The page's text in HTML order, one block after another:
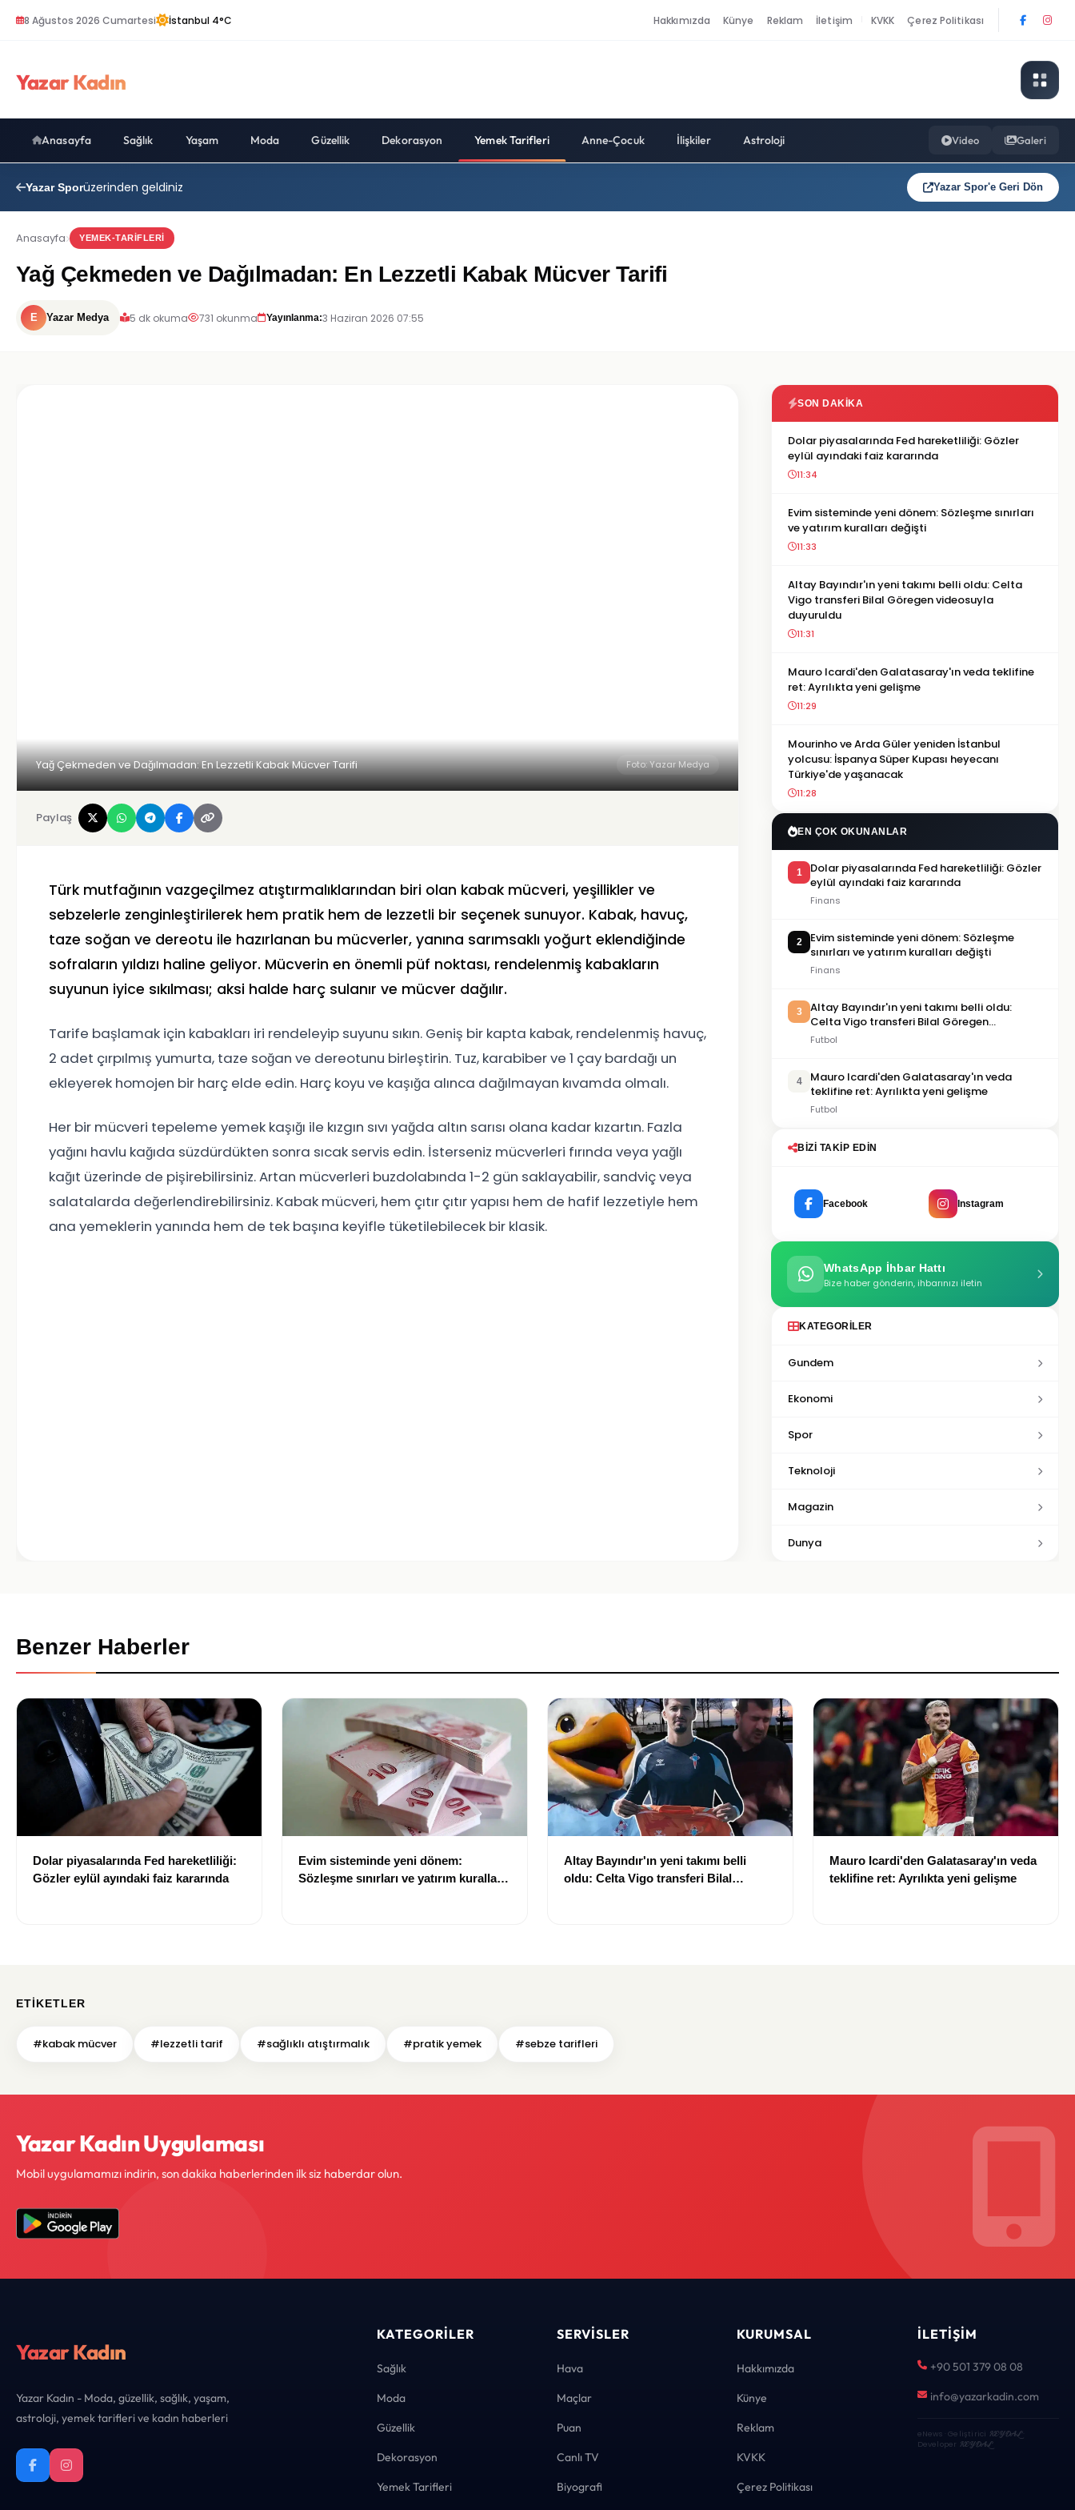
8 Ağustos 2026 Cumartesi İstanbul 4°C Hakkımızda Künye Reklam İletişim KVKK Çerez Politikası
Yazar Kadın
Anasayfa Sağlık Yaşam Moda Güzellik Dekorasyon Yemek Tarifleri Anne-Çocuk İlişkiler Astroloji Video Galeri
Yazar Sporüzerinden geldiniz Yazar Spor'e Geri Dön
Anasayfa YEMEK-TARIFLERI
Yağ Çekmeden ve Dağılmadan: En Lezzetli Kabak Mücver Tarifi
E Yazar Medya 5 dk okuma 731 okunma Yayınlanma:3 Haziran 2026 07:55
Yağ Çekmeden ve Dağılmadan: En Lezzetli Kabak Mücver Tarifi Foto: Yazar Medya
Paylaş
Türk mutfağının vazgeçilmez atıştırmalıklarından biri olan kabak mücveri, yeşillikler ve
sebzelerle zenginleştirilerek hem pratik hem de lezzetli bir seçenek sunuyor. Kabak, havuç,
taze soğan ve dereotu ile hazırlanan bu mücverler, yanına sarımsaklı yoğurt eklendiğinde
sofraların yıldızı haline geliyor. Mücverin en önemli püf noktası, rendelenmiş kabakların
suyunun iyice sıkılması; aksi halde harç sulanır ve mücver dağılır.
Tarife başlamak için kabakları iri rendeleyip suyunu sıkın. Geniş bir kapta kabak, rendelenmiş havuç,
2 adet çırpılmış yumurta, taze soğan ve dereotunu birleştirin. Tuz, karabiber ve 1 çay bardağı un
ekleyerek homojen bir harç elde edin. Harç koyu ve kaşığa alınca dağılmayan kıvamda olmalı.
Her bir mücveri tepeleme yemek kaşığı ile kızgın sıvı yağda altın sarısı olana kadar kızartın. Fazla
yağını havlu kağıda süzdürdükten sonra sıcak servis edin. İsterseniz mücverleri fırında veya yağlı
kağıt üzerinde de pişirebilirsiniz. Artan mücverleri buzdolabında 1-2 gün saklayabilir, sandviç veya
salatalarda değerlendirebilirsiniz. Kabak mücveri, hem çıtır çıtır yapısı hem de hafif lezzetiyle hem
ana yemeklerin yanında hem de tek başına keyifle tüketilebilecek bir klasik.
SON DAKIKA
Dolar piyasalarında Fed hareketliliği: Gözler
eylül ayındaki faiz kararında
11:34
Evim sisteminde yeni dönem: Sözleşme sınırları
ve yatırım kuralları değişti
11:33
Altay Bayındır'ın yeni takımı belli oldu: Celta
Vigo transferi Bilal Göregen videosuyla
duyuruldu
11:31
Mauro Icardi'den Galatasaray'ın veda teklifine
ret: Ayrılıkta yeni gelişme
11:29
Mourinho ve Arda Güler yeniden İstanbul
yolcusu: İspanya Süper Kupası heyecanı
Türkiye'de yaşanacak
11:28
EN ÇOK OKUNANLAR
1
Dolar piyasalarında Fed hareketliliği: Gözler
eylül ayındaki faiz kararında
Finans
2
Evim sisteminde yeni dönem: Sözleşme
sınırları ve yatırım kuralları değişti
Finans
3
Altay Bayındır'ın yeni takımı belli oldu:
Celta Vigo transferi Bilal Göregen
videosuyla duyuruldu
Futbol
4
Mauro Icardi'den Galatasaray'ın veda
teklifine ret: Ayrılıkta yeni gelişme
Futbol
BIZI TAKIP EDIN
Facebook Instagram
WhatsApp İhbar Hattı
Bize haber gönderin, ihbarınızı iletin
KATEGORILER
Gundem
Ekonomi
Spor
Teknoloji
Magazin
Dunya
Benzer Haberler
Dolar piyasalarında Fed hareketliliği:
Gözler eylül ayındaki faiz kararında
Evim sisteminde yeni dönem:
Sözleşme sınırları ve yatırım kuralları
Altay Bayındır'ın yeni takımı belli
oldu: Celta Vigo transferi Bilal
Mauro Icardi'den Galatasaray'ın veda
teklifine ret: Ayrılıkta yeni gelişme
ETIKETLER
#kabak mücver #lezzetli tarif #sağlıklı atıştırmalık #pratik yemek #sebze tarifleri
Yazar Kadın Uygulaması
Mobil uygulamamızı indirin, son dakika haberlerinden ilk siz haberdar olun.
Yazar Kadın
Yazar Kadın - Moda, güzellik, sağlık, yaşam,
astroloji, yemek tarifleri ve kadın haberleri
KATEGORILER
Sağlık
Moda
Güzellik
Dekorasyon
Yemek Tarifleri
SERVISLER
Hava
Maçlar
Puan
Canlı TV
Biyografi
KURUMSAL
Hakkımızda
Künye
Reklam
KVKK
Çerez Politikası
İLETIŞIM
+90 501 379 08 08
info@yazarkadin.com
eNews · Geliştirici KEYDAL·
Developer KEYDAL